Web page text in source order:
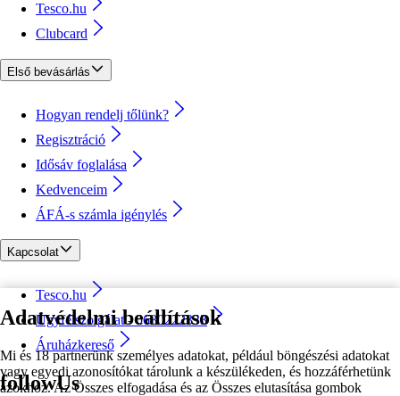
Adatvédelmi beállítások
Mi és 18 partnerünk személyes adatokat, például böngészési adatokat
vagy egyedi azonosítókat tárolunk a készülékeden, és hozzáférhetünk
azokhoz. Az Összes elfogadása és az Összes elutasítása gombok
Tesco.hu
Clubcard
Első bevásárlás
Hogyan rendelj tőlünk?
Regisztráció
Idősáv foglalása
Kedvenceim
ÁFÁ-s számla igénylés
Kapcsolat
Tesco.hu
Ügyfélszolgálat - 0680222333
Áruházkereső
followUs